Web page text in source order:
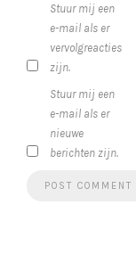
Stuur mij een
e-mail als er
vervolgreacties
zijn.
Stuur mij een
e-mail als er
nieuwe
berichten zijn.